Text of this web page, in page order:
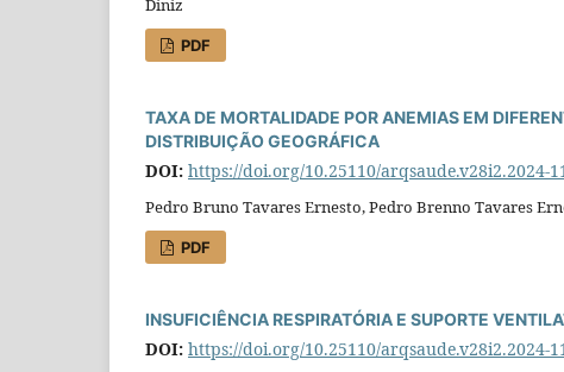
PDF
TAXA DE MORTALIDADE POR ANEMIAS EM
DISTRIBUIÇÃO GEOGRÁFICA
DOI: https://doi.org/10.25110/arqsaude.v28i2.2024-
Pedro Bruno Tavares Ernesto, Pedro Brenno Tavares
PDF
INSUFICIÊNCIA RESPIRATÓRIA E SUPORTE
DOI: https://doi.org/10.25110/arqsaude.v28i2.2024-